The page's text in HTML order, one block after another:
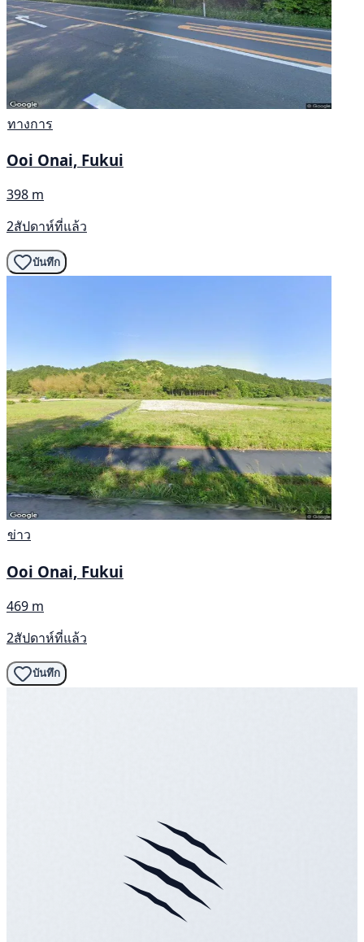
ทางการ
Ooi Onai, Fukui
398 m
2สัปดาห์ที่แล้ว
บันทึก
ข่าว
Ooi Onai, Fukui
469 m
2สัปดาห์ที่แล้ว
บันทึก